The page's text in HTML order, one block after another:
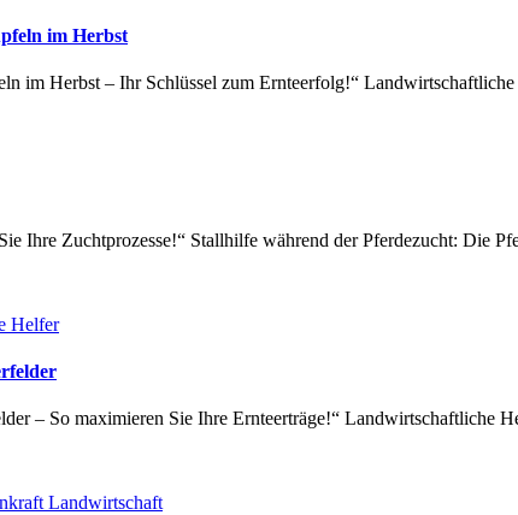
im Herbst
im Herbst – Ihr Schlüssel zum Ernteerfolg!“
Ihre Zuchtprozesse!“ Stallhilfe während der Pferdezucht: Die
Helfer
– So maximieren Sie Ihre Ernteerträge!“ Landwirtschaftliche
Landwirtschaft